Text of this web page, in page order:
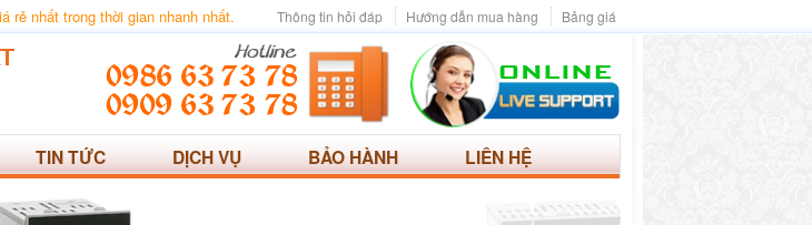
rẻ nhất trong thời gian nhanh nhất. Bảng giá
Hướng dẫn mua hàng
Thông tin hỏi đáp
TIN TỨC DỊCH VỤ BẢO HÀNH LIÊN HỆ